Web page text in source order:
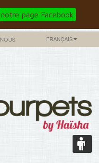
notre page Facebook
FRANÇAIS